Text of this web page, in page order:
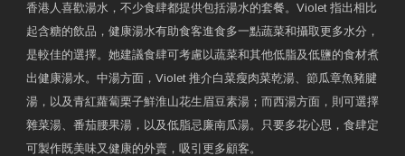
香港人喜歡湯水，不少食肆都提供包括湯水的套餐。Violet 指出相比
起含糖的飲品，健康湯水有助食客進食多一點蔬菜和攝取更多水分，
是較佳的選擇。她建議食肆可考慮以蔬菜和其他低脂及低鹽的食材煮
出健康湯水。中湯方面，Violet 推介白菜瘦肉菜乾湯、節瓜章魚豬腱
湯，以及青紅蘿蔔栗子鮮淮山花生眉豆素湯；而西湯方面，則可選擇
雜菜湯、番茄腰果湯，以及低脂忌廉南瓜湯。只要多花心思，食肆定
可製作既美味又健康的外賣，吸引更多顧客。